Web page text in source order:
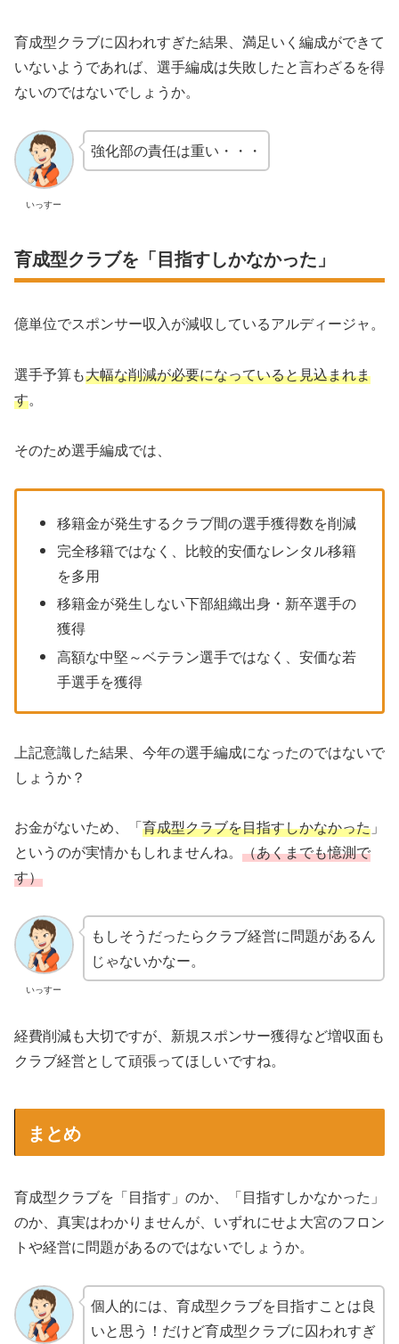
育成型クラブに囚われすぎた結果、満足いく編成ができて
いないようであれば、選手編成は失敗したと言わざるを得
ないのではないでしょうか。
いっすー
強化部の責任は重い・・・
育成型クラブを「目指すしかなかった」
億単位でスポンサー収入が減収しているアルディージャ。
選手予算も大幅な削減が必要になっていると見込まれま
す。
そのため選手編成では、
移籍金が発生するクラブ間の選手獲得数を削減
完全移籍ではなく、比較的安価なレンタル移籍
を多用
移籍金が発生しない下部組織出身・新卒選手の
獲得
高額な中堅～ベテラン選手ではなく、安価な若
手選手を獲得
上記意識した結果、今年の選手編成になったのではないで
しょうか？
お金がないため、「育成型クラブを目指すしかなかった 」
というのが実情かもしれませんね。 （あくまでも憶測で
す）
いっすー
もしそうだったらクラブ経営に問題があるん
じゃないかなー。
経費削減も大切ですが、新規スポンサー獲得など増収面も
クラブ経営として頑張ってほしいですね。
まとめ
育成型クラブを「目指す」のか、「目指すしかなかった」
のか、真実はわかりませんが、いずれにせよ大宮のフロン
トや経営に問題があるのではないでしょうか。
個人的には、育成型クラブを目指すことは良
いと思う！だけど育成型クラブに囚われすぎ